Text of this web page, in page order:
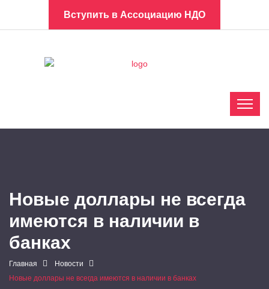
Вступить в Ассоциацию НДО
Новые доллары не всегда
имеются в наличии в
банках
Главная
Новости
Новые доллары не всегда имеются в наличии в банках